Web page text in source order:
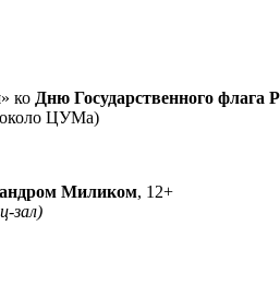
» ко Дню Государственного флага
около ЦУМа)
Миликом, 12+
зал)